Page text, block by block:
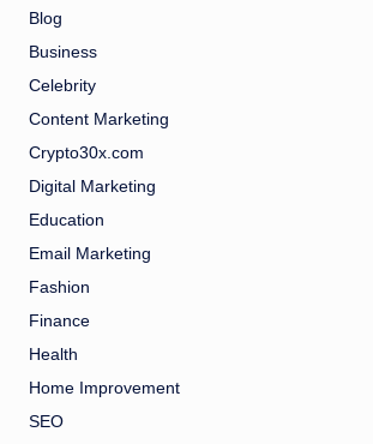
Blog
Business
Celebrity
Content Marketing
Crypto30x.com
Digital Marketing
Education
Email Marketing
Fashion
Finance
Health
Home Improvement
SEO